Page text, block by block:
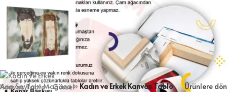
Ana Sayfa»Mağaza» Kadın ve Erkek Kanvas Tablo Ürünlere dön